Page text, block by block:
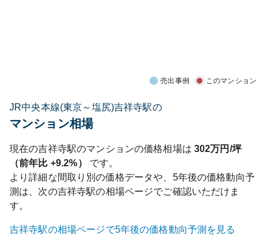
売出事例 このマンション
JR中央本線(東京～塩尻)吉祥寺駅の
マンション相場
現在の吉祥寺駅のマンションの価格相場は 302万円/坪
（前年比 +9.2%）
です。
より詳細な間取り別の価格データや、5年後の価格動向予
測は、次の吉祥寺駅の相場ページでご確認いただけま
す。
吉祥寺駅の相場ページで5年後の価格動向予測を見る